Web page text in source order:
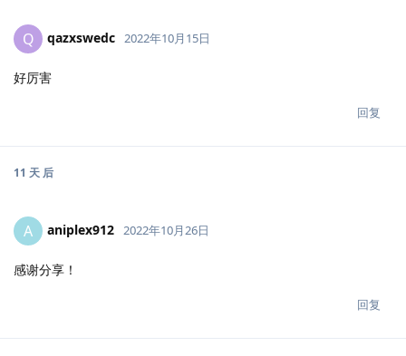
Q qazxswedc 2022年10月15日
好厉害
回复
11 天 后
A aniplex912 2022年10月26日
感谢分享！
回复